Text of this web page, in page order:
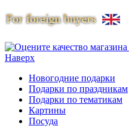
Наверх
Новогодние подарки
Подарки по праздникам
Подарки по тематикам
Картины
Посуда